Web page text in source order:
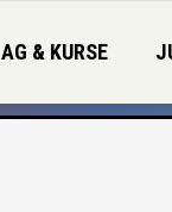
AG & KURSE